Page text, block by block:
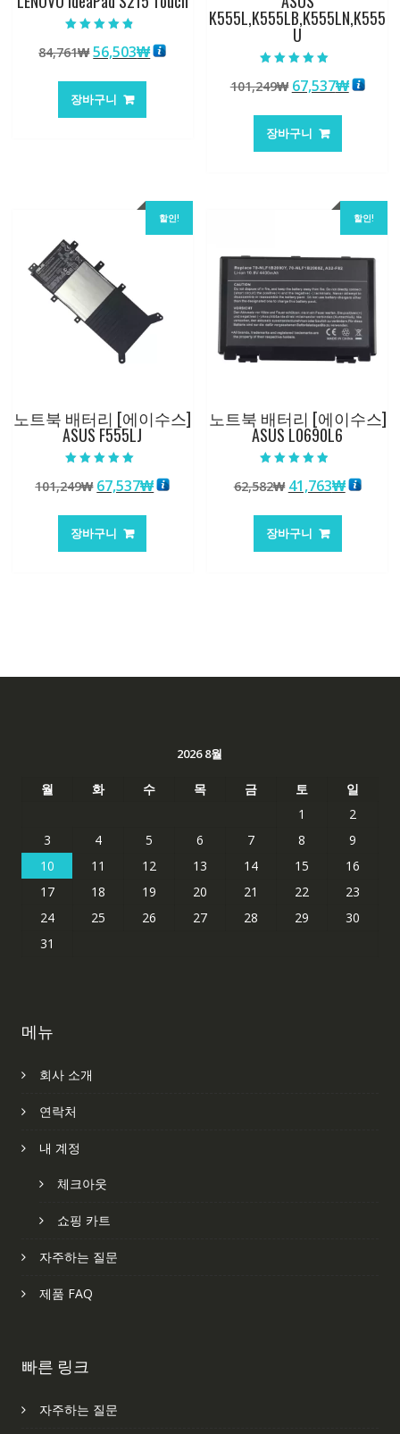
4.50
로 평가됨
84,761₩원
가
격:
56,503₩현
장바구니
K555L,K555LB,K555LN,K555
U
5.00
로 평가됨
101,249₩ 원
가
격:
67,537₩현
장바구니
할인!
노트북 배터리 [에이수스]
ASUS F555LJ
5.00
로 평가됨
101,249₩ 원
가
격:
67,537₩현
장바구니
할인!
노트북 배터리 [에이수스]
ASUS L0690L6
4.50
로 평가됨
62,582₩ 원
가
격:
41,763₩현
장바구니
2026 8월
월 화 수 목 금 토
일
1
2
3
4 5 6 7 8
9
10
11 12 13 14 15
16
17
18 19 20 21 22
23
24
25 26 27 28 29
30
31
메뉴
회사 소개
연락처
내 계정
체크아웃
쇼핑 카트
자주하는 질문
제품 FAQ
빠른 링크
자주하는 질문